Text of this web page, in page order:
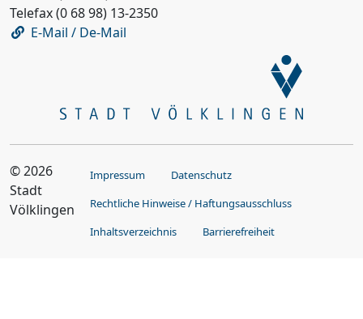
Telefax (0 68 98) 13-2350
E-Mail / De-Mail
© 2026
Stadt
Völklingen
Impressum
Datenschutz
Rechtliche Hinweise / Haftungsausschluss
Inhaltsverzeichnis
Barrierefreiheit